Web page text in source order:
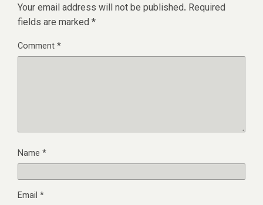
Your email address will not be published. Required
fields are marked *
Comment*
Name *
Email *